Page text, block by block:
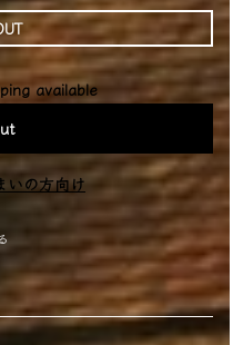
available
いの方向け